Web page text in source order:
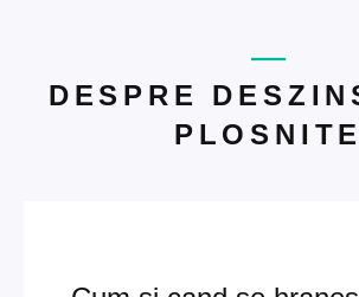
DESPRE
PLOSNITE